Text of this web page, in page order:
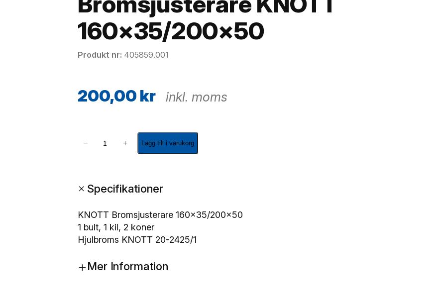
160×35/200×50
Produkt nr 405859.001
200,00 kr inkl. moms
s
u
s
t
− + Lägg till i varukorg
+Specifikationer
KNOTT Bromsjusterare 160×35/200×50
1 bult, 1 kil, 2 koner
Hjulbroms KNOTT 20-2425/1
+Mer Information